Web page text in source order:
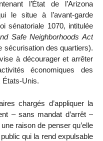
l’État de l’Arizona
le situe à l’avant-garde
sénatoriale 1070, intitulée
Safe Neighborhoods Act
sécurisation des quartiers).
à décourager et arrêter
économiques des
États-Unis.
chargés d’appliquer la
– sans mandat d’arrêt –
raison de penser qu’elle
qui la rend expulsable